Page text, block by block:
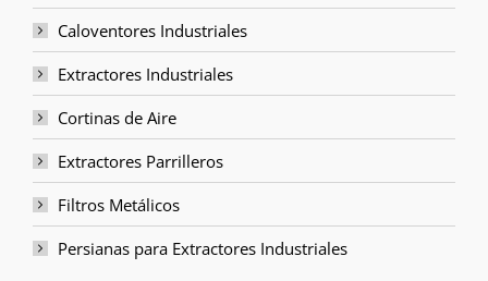
Caloventores Industriales
Extractores Industriales
Cortinas de Aire
Extractores Parrilleros
Filtros Metálicos
Persianas para Extractores Industriales